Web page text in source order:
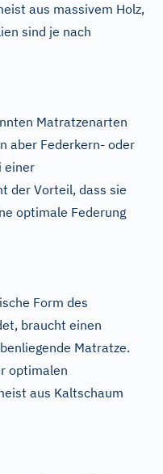
aus massivem Holz,
sind je nach
Matratzenarten
aber Federkern- oder
einer
der Vorteil, dass sie
optimale Federung
Form des
braucht einen
Matratze.
optimalen
aus Kaltschaum